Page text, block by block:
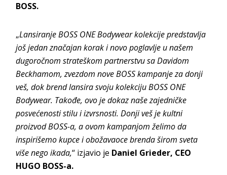
BOSS.
„Lansiranje BOSS ONE Bodywear kolekcije predstavlja
još jedan značajan korak i novo poglavlje u našem
dugoročnom strateškom partnerstvu sa Davidom
Beckhamom, zvezdom nove BOSS kampanje za donji
veš, dok brend lansira svoju kolekciju BOSS ONE
Bodywear. Takođe, ovo je dokaz naše zajedničke
posvećenosti stilu i izvrsnosti. Donji veš je kultni
proizvod BOSS-a, a ovom kampanjom želimo da
inspirišemo kupce i obožavaoce brenda širom sveta
više nego ikada,“ izjavio je Daniel Grieder, CEO
HUGO BOSS-a.